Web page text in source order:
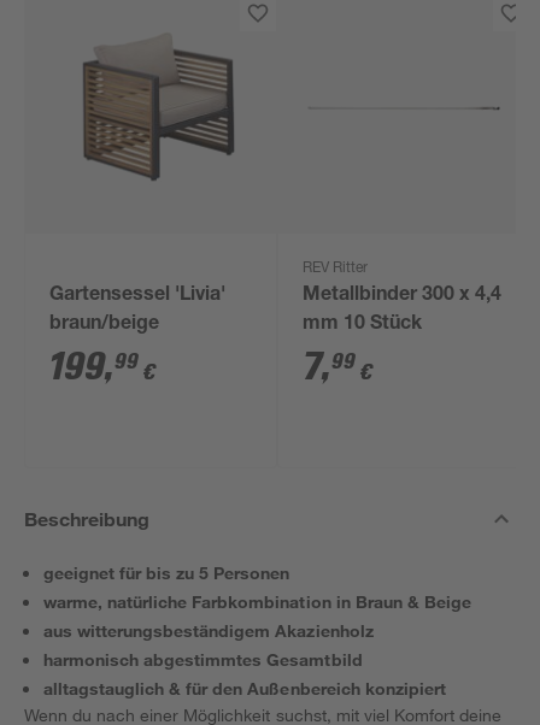
Gartensessel 'Livia'
braun/beige
199,99 €
REV Ritter
Metallbinder 300 x 4,4
mm 10 Stück
7,99 €
Beschreibung
geeignet für bis zu 5 Personen
warme, natürliche Farbkombination in Braun & Beige
aus witterungsbeständigem Akazienholz
harmonisch abgestimmtes Gesamtbild
alltagstauglich & für den Außenbereich konzipiert
Wenn du nach einer Möglichkeit suchst, mit viel Komfort deine